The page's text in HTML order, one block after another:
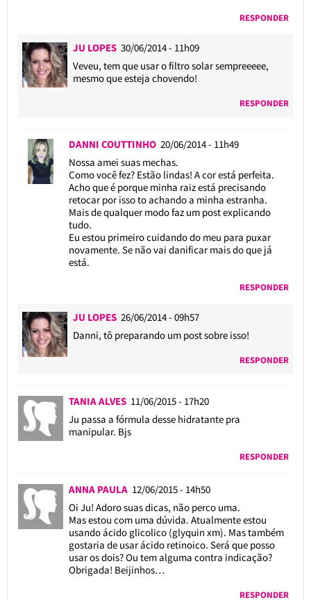
RESPONDER
JU LOPES 30/06/2014 - 11h09
Veveu, tem que usar o filtro solar sempreeeee,
mesmo que esteja chovendo!
RESPONDER
DANNI COUTTINHO 20/06/2014 - 11h49
Nossa amei suas mechas.
Como você fez? Estão lindas! A cor está perfeita.
Acho que é porque minha raiz está precisando
retocar por isso to achando a minha estranha.
Mais de qualquer modo faz um post explicando
tudo.
Eu estou primeiro cuidando do meu para puxar
novamente. Se não vai danificar mais do que já
está.
RESPONDER
JU LOPES 26/06/2014 - 09h57
Danni, tô preparando um post sobre isso!
RESPONDER
TANIA ALVES 11/06/2015 - 17h20
Ju passa a fórmula desse hidratante pra
manipular. Bjs
RESPONDER
ANNA PAULA 12/06/2015 - 14h50
Oi Ju! Adoro suas dicas, não perco uma.
Mas estou com uma dúvida. Atualmente estou
usando ácido glicolico (glyquin xm). Mas também
gostaria de usar ácido retinoico. Será que posso
usar os dois? Ou tem alguma contra indicação?
Obrigada! Beijinhos…
RESPONDER